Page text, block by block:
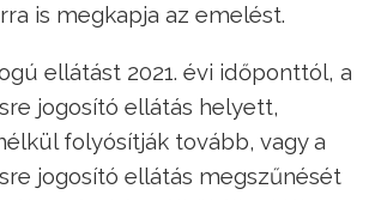
is megkapja az emelést.
ellátást 2021. évi időponttól, a
jogosító ellátás helyett,
folyósítják tovább, vagy a
jogosító ellátás megszűnését